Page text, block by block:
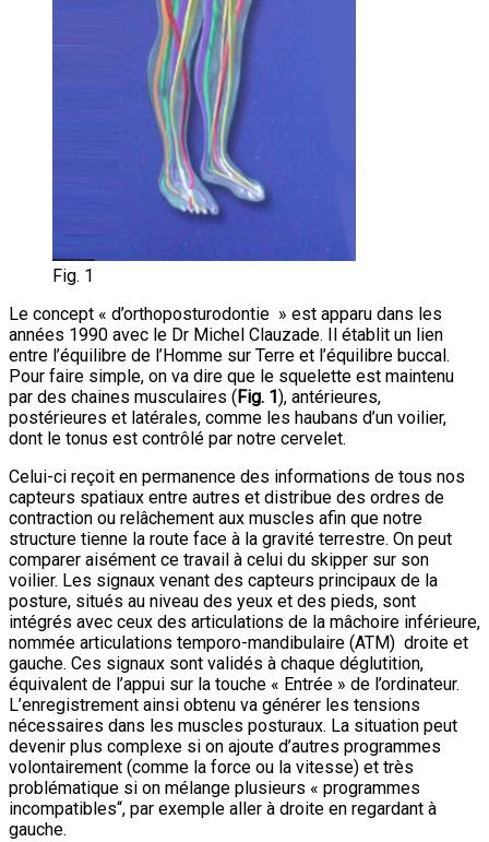
Fig. 1
Le concept « d’orthoposturodontie » est apparu dans les
années 1990 avec le Dr Michel Clauzade. Il établit un lien
entre l’équilibre de l’Homme sur Terre et l’équilibre buccal.
Pour faire simple, on va dire que le squelette est maintenu
par des chaines musculaires ( Fig. 1 ), antérieures,
postérieures et latérales, comme les haubans d’un voilier,
dont le tonus est contrôlé par notre cervelet.
Celui-ci reçoit en permanence des informations de tous nos
capteurs spatiaux entre autres et distribue des ordres de
contraction ou relâchement aux muscles afin que notre
structure tienne la route face à la gravité terrestre. On peut
comparer aisément ce travail à celui du skipper sur son
voilier. Les signaux venant des capteurs principaux de la
posture, situés au niveau des yeux et des pieds, sont
intégrés avec ceux des articulations de la mâchoire inférieure,
nommée articulations temporo-mandibulaire (ATM) droite et
gauche. Ces signaux sont validés à chaque déglutition,
équivalent de l’appui sur la touche « Entrée » de l’ordinateur.
L’enregistrement ainsi obtenu va générer les tensions
nécessaires dans les muscles posturaux. La situation peut
devenir plus complexe si on ajoute d’autres programmes
volontairement (comme la force ou la vitesse) et très
problématique si on mélange plusieurs « programmes
incompatibles“, par exemple aller à droite en regardant à
gauche.